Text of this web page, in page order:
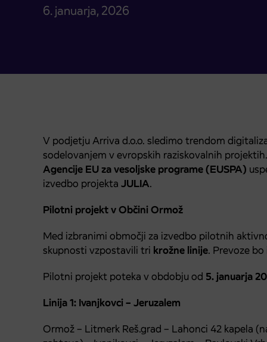
6. januarja, 2026
V podjetju Arriva d.o.o. sledimo trendom
sodelovanjem v evropskih raziskovalnih
Agencije EU za vesoljske programe (EUSPA)
izvedbo projekta JULIA.
Pilotni projekt v Občini Ormož
Med izbranimi območji za izvedbo pilotnih
skupnosti vzpostavili tri krožne linije. Prevoze bo
Pilotni projekt poteka v obdobju od 5. januarja
Linija 1: Ivanjkovci – Jeruzalem
Ormož – Litmerk Reš.grad – Lahonci 42 kapela